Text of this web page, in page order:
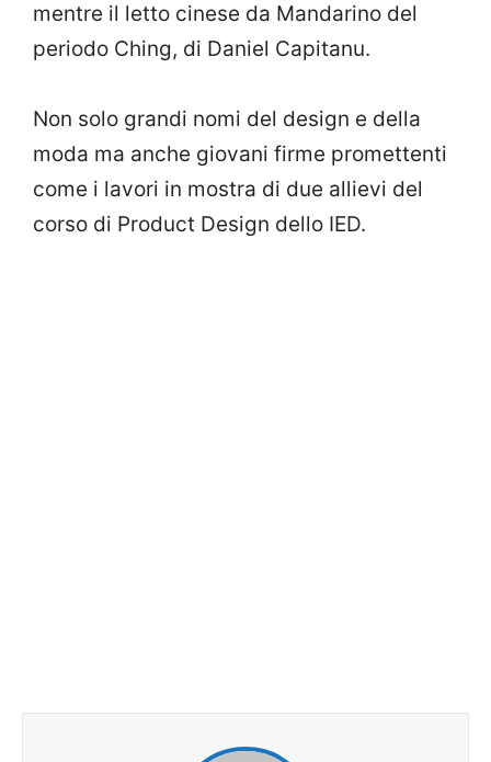
mentre il letto cinese da Mandarino del
periodo Ching, di Daniel Capitanu.
Non solo grandi nomi del design e della
moda ma anche giovani firme promettenti
come i lavori in mostra di due allievi del
corso di Product Design dello IED.